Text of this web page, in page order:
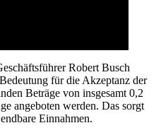
Robert Busch
für die Akzeptanz der
Beträge von insgesamt 0,2
angeboten werden. Das sorgt
Einnahmen.